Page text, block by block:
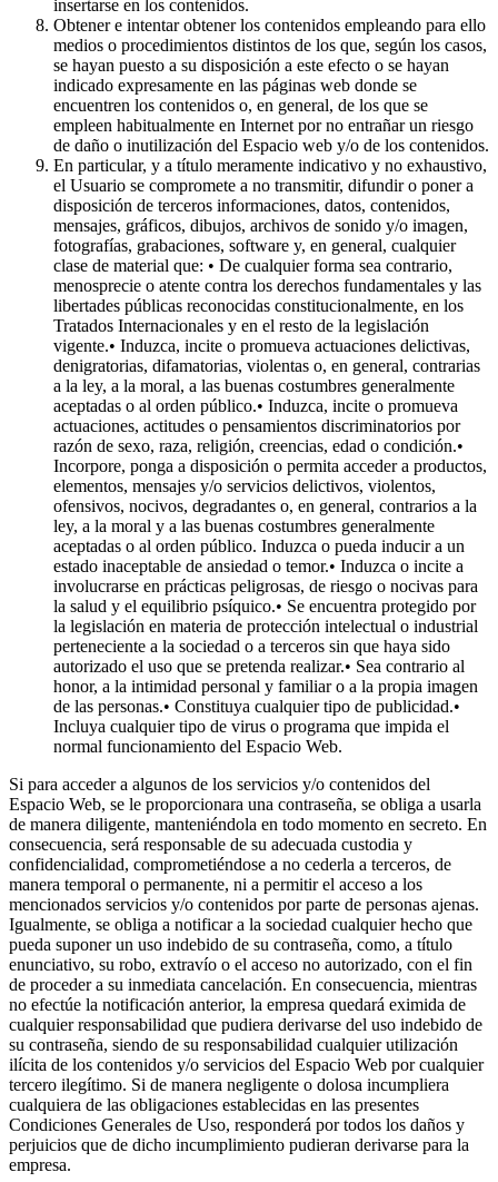
insertarse en los contenidos.
Obtener e intentar obtener los contenidos empleando para ello
medios o procedimientos distintos de los que, según los casos,
se hayan puesto a su disposición a este efecto o se hayan
indicado expresamente en las páginas web donde se
encuentren los contenidos o, en general, de los que se
empleen habitualmente en Internet por no entrañar un riesgo
de daño o inutilización del Espacio web y/o de los contenidos.
En particular, y a título meramente indicativo y no exhaustivo,
el Usuario se compromete a no transmitir, difundir o poner a
disposición de terceros informaciones, datos, contenidos,
mensajes, gráficos, dibujos, archivos de sonido y/o imagen,
fotografías, grabaciones, software y, en general, cualquier
clase de material que: • De cualquier forma sea contrario,
menosprecie o atente contra los derechos fundamentales y las
libertades públicas reconocidas constitucionalmente, en los
Tratados Internacionales y en el resto de la legislación
vigente.• Induzca, incite o promueva actuaciones delictivas,
denigratorias, difamatorias, violentas o, en general, contrarias
a la ley, a la moral, a las buenas costumbres generalmente
aceptadas o al orden público.• Induzca, incite o promueva
actuaciones, actitudes o pensamientos discriminatorios por
razón de sexo, raza, religión, creencias, edad o condición.•
Incorpore, ponga a disposición o permita acceder a productos,
elementos, mensajes y/o servicios delictivos, violentos,
ofensivos, nocivos, degradantes o, en general, contrarios a la
ley, a la moral y a las buenas costumbres generalmente
aceptadas o al orden público. Induzca o pueda inducir a un
estado inaceptable de ansiedad o temor.• Induzca o incite a
involucrarse en prácticas peligrosas, de riesgo o nocivas para
la salud y el equilibrio psíquico.• Se encuentra protegido por
la legislación en materia de protección intelectual o industrial
perteneciente a la sociedad o a terceros sin que haya sido
autorizado el uso que se pretenda realizar.• Sea contrario al
honor, a la intimidad personal y familiar o a la propia imagen
de las personas.• Constituya cualquier tipo de publicidad.•
Incluya cualquier tipo de virus o programa que impida el
normal funcionamiento del Espacio Web.
Si para acceder a algunos de los servicios y/o contenidos del
Espacio Web, se le proporcionara una contraseña, se obliga a usarla
de manera diligente, manteniéndola en todo momento en secreto. En
consecuencia, será responsable de su adecuada custodia y
confidencialidad, comprometiéndose a no cederla a terceros, de
manera temporal o permanente, ni a permitir el acceso a los
mencionados servicios y/o contenidos por parte de personas ajenas.
Igualmente, se obliga a notificar a la sociedad cualquier hecho que
pueda suponer un uso indebido de su contraseña, como, a título
enunciativo, su robo, extravío o el acceso no autorizado, con el fin
de proceder a su inmediata cancelación. En consecuencia, mientras
no efectúe la notificación anterior, la empresa quedará eximida de
cualquier responsabilidad que pudiera derivarse del uso indebido de
su contraseña, siendo de su responsabilidad cualquier utilización
ilícita de los contenidos y/o servicios del Espacio Web por cualquier
tercero ilegítimo. Si de manera negligente o dolosa incumpliera
cualquiera de las obligaciones establecidas en las presentes
Condiciones Generales de Uso, responderá por todos los daños y
perjuicios que de dicho incumplimiento pudieran derivarse para la
empresa.